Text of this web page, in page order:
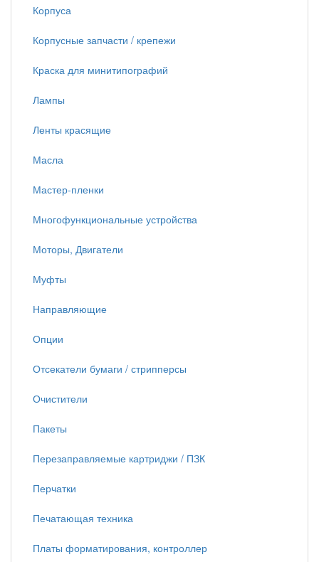
Корпуса
Корпусные запчасти / крепежи
Краска для минитипографий
Лампы
Ленты красящие
Масла
Мастер-пленки
Многофункциональные устройства
Моторы, Двигатели
Муфты
Направляющие
Опции
Отсекатели бумаги / стрипперсы
Очистители
Пакеты
Перезаправляемые картриджи / ПЗК
Перчатки
Печатающая техника
Платы форматирования, контроллер